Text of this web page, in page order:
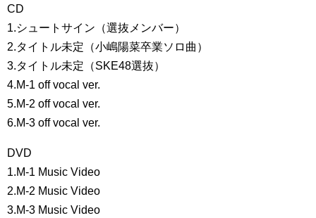
CD
1.シュートサイン（選抜メンバー）
2.タイトル未定（小嶋陽菜卒業ソロ曲）
3.タイトル未定（SKE48選抜）
4.M-1 off vocal ver.
5.M-2 off vocal ver.
6.M-3 off vocal ver.
DVD
1.M-1 Music Video
2.M-2 Music Video
3.M-3 Music Video